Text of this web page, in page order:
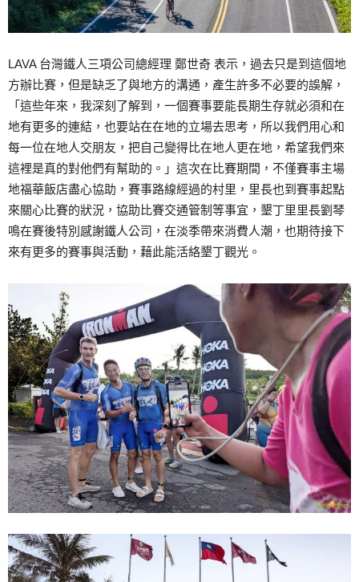
LAVA 台灣鐵人三項公司總經理 鄭世奇 表示，過去只是到這個地
方辦比賽，但是缺乏了與地方的溝通，產生許多不必要的誤解，
「這些年來，我深刻了解到，一個賽事要能長期生存就必須和在
地有更多的連結，也要站在在地的立場去思考，所以我們用心和
每一位在地人交朋友，把自己變得比在地人更在地，希望我們來
這裡是真的對他們有幫助的。」這次在比賽期間，不僅賽事主場
地福華飯店盡心協助，賽事路線經過的村里，里長也到賽事起點
來關心比賽的狀況，協助比賽交通管制等事宜，墾丁里里長劉琴
鳴在賽後特別感謝鐵人公司，在淡季帶來消費人潮，也期待接下
來有更多的賽事與活動，藉此能活絡墾丁觀光。